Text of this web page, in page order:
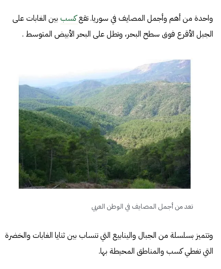
واحدة من أهم وأجمل المصايف في سوريا. تقعكسب بين الغابات على
الجبل الأقرع فوق سطح البحر، وتطل على البحر الأبيض المتوسط .
تعد من أجمل المصايف في الوطن العربي
وتتميز بسلسلة من الجبال والينابيع التي تنساب بين ثنايا الغابات والخضرة
التي تغطي كسب والمناطق المحيطة بها.